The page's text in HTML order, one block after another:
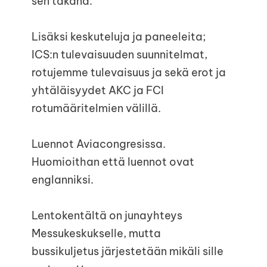
Lisäksi keskuteluja ja paneeleita;
ICS:n tulevaisuuden suunnitelmat,
rotujemme tulevaisuus ja sekä erot ja
yhtäläisyydet AKC ja FCI
rotumääritelmien välillä.
Luennot Aviacongresissa.
Huomioithan että luennot ovat
englanniksi.
Lentokentältä on junayhteys
Messukeskukselle, mutta
bussikuljetus järjestetään mikäli sille